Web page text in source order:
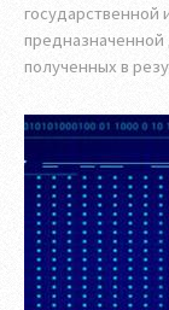
полученных в